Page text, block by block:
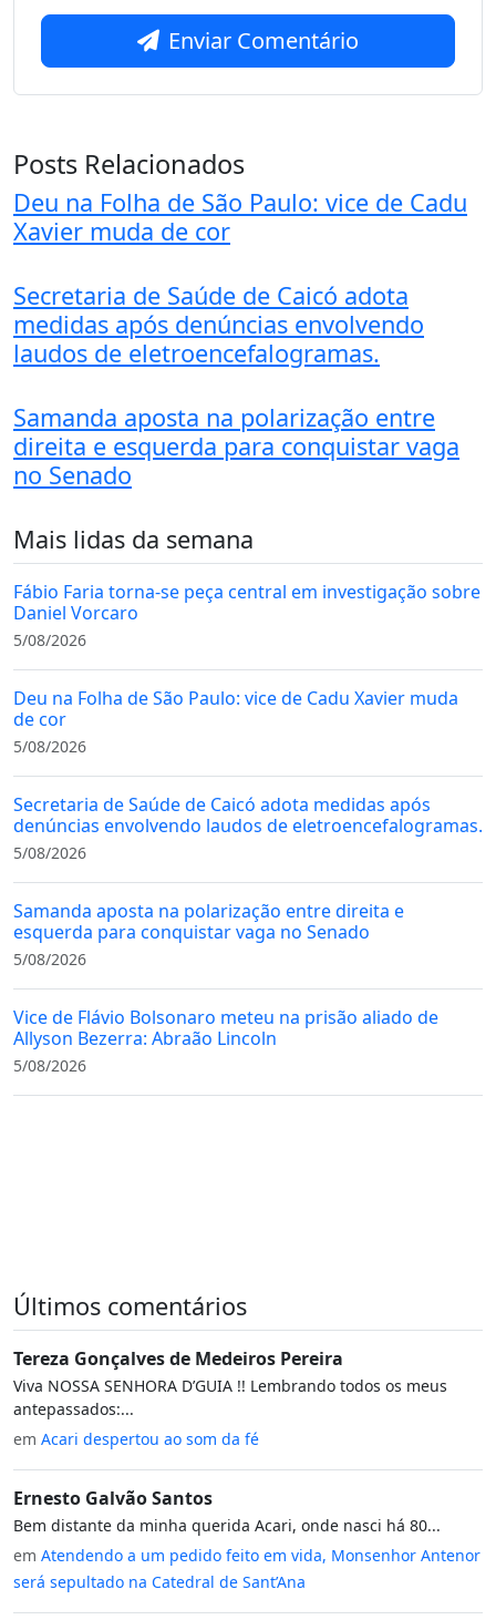
Enviar Comentário
Posts Relacionados
Deu na Folha de São Paulo: vice de Cadu
Xavier muda de cor
Secretaria de Saúde de Caicó adota
medidas após denúncias envolvendo
laudos de eletroencefalogramas.
Samanda aposta na polarização entre
direita e esquerda para conquistar vaga
no Senado
Mais lidas da semana
Fábio Faria torna-se peça central em investigação sobre
Daniel Vorcaro
5/08/2026
Deu na Folha de São Paulo: vice de Cadu Xavier muda
de cor
5/08/2026
Secretaria de Saúde de Caicó adota medidas após
denúncias envolvendo laudos de eletroencefalogramas.
5/08/2026
Samanda aposta na polarização entre direita e
esquerda para conquistar vaga no Senado
5/08/2026
Vice de Flávio Bolsonaro meteu na prisão aliado de
Allyson Bezerra: Abraão Lincoln
5/08/2026
Últimos comentários
Tereza Gonçalves de Medeiros Pereira
Viva NOSSA SENHORA D’GUIA !! Lembrando todos os meus
antepassados:...
em Acari despertou ao som da fé
Ernesto Galvão Santos
Bem distante da minha querida Acari, onde nasci há 80...
em Atendendo a um pedido feito em vida, Monsenhor Antenor
será sepultado na Catedral de Sant’Ana